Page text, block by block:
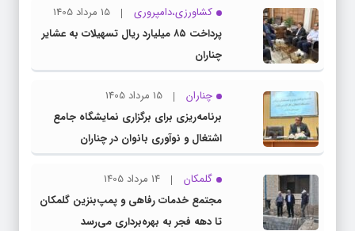
کشاورزی،دامپروری
15 مرداد 1405
پرداخت ۸۵ میلیارد ریال تسهیلات به عشایر
چناران
چناران
15 مرداد 1405
برنامه‌ریزی برای برگزاری نمایشگاه جامع
اشتغال و نوآوری بانوان در چناران
گلمکان
14 مرداد 1405
مجتمع خدمات رفاهی و پمپ‌بنزین گلمکان
تا دهه فجر به بهره‌برداری می‌رسد